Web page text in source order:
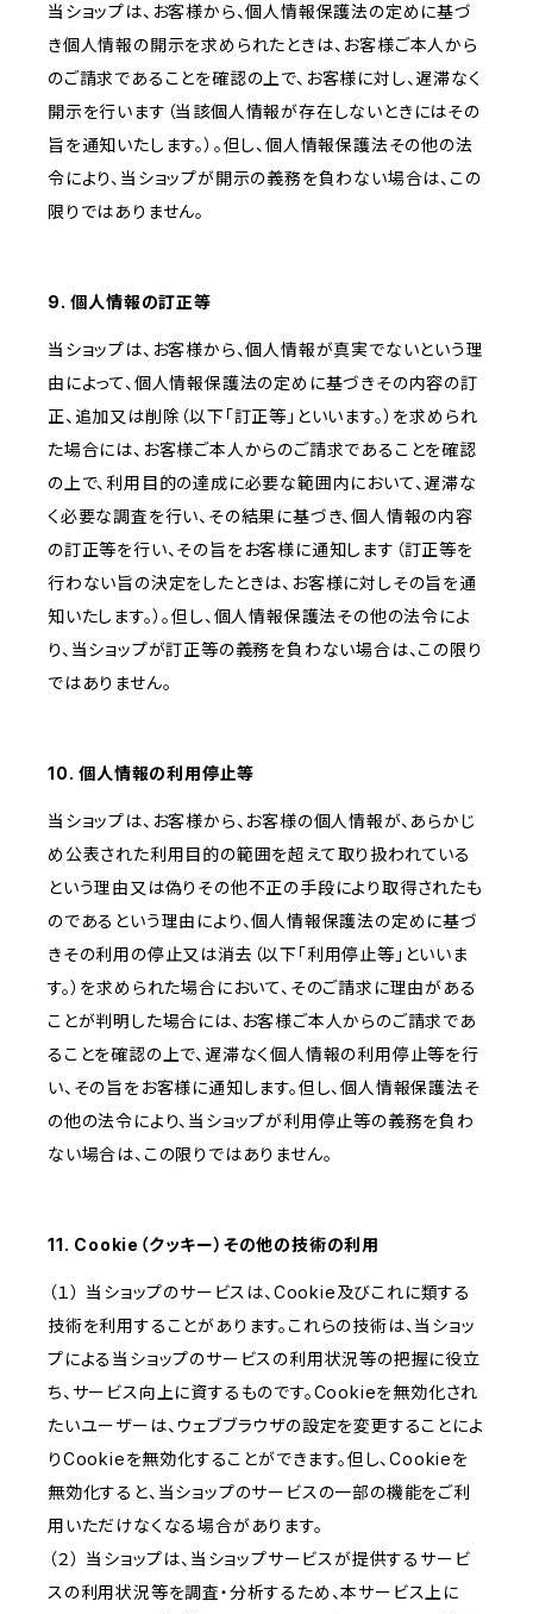
当ショップは、お客様から、個人情報保護法の定めに基づ
き個人情報の開示を求められたときは、お客様ご本人から
のご請求であることを確認の上で、お客様に対し、遅滞なく
開示を行います（当該個人情報が存在しないときにはその
旨を通知いたします。）。但し、個人情報保護法その他の法
令により、当ショップが開示の義務を負わない場合は、この
限りではありません。
9. 個人情報の訂正等
当ショップは、お客様から、個人情報が真実でないという理
由によって、個人情報保護法の定めに基づきその内容の訂
正、追加又は削除（以下「訂正等」といいます。）を求められ
た場合には、お客様ご本人からのご請求であることを確認
の上で、利用目的の達成に必要な範囲内において、遅滞な
く必要な調査を行い、その結果に基づき、個人情報の内容
の訂正等を行い、その旨をお客様に通知します（訂正等を
行わない旨の決定をしたときは、お客様に対しその旨を通
知いたします。）。但し、個人情報保護法その他の法令によ
り、当ショップが訂正等の義務を負わない場合は、この限り
ではありません。
10. 個人情報の利用停止等
当ショップは、お客様から、お客様の個人情報が、あらかじ
め公表された利用目的の範囲を超えて取り扱われている
という理由又は偽りその他不正の手段により取得されたも
のであるという理由により、個人情報保護法の定めに基づ
きその利用の停止又は消去（以下「利用停止等」といいま
す。）を求められた場合において、そのご請求に理由がある
ことが判明した場合には、お客様ご本人からのご請求であ
ることを確認の上で、遅滞なく個人情報の利用停止等を行
い、その旨をお客様に通知します。但し、個人情報保護法そ
の他の法令により、当ショップが利用停止等の義務を負わ
ない場合は、この限りではありません。
11. Cookie（クッキー）その他の技術の利用
（１） 当ショップのサービスは、Cookie及びこれに類する
技術を利用することがあります。これらの技術は、当ショッ
プによる当ショップのサービスの利用状況等の把握に役立
ち、サービス向上に資するものです。Cookieを無効化され
たいユーザーは、ウェブブラウザの設定を変更することによ
りCookieを無効化することができます。但し、Cookieを
無効化すると、当ショップのサービスの一部の機能をご利
用いただけなくなる場合があります。
（２） 当ショップは、当ショップサービスが提供するサービ
スの利用状況等を調査・分析するため、本サービス上に